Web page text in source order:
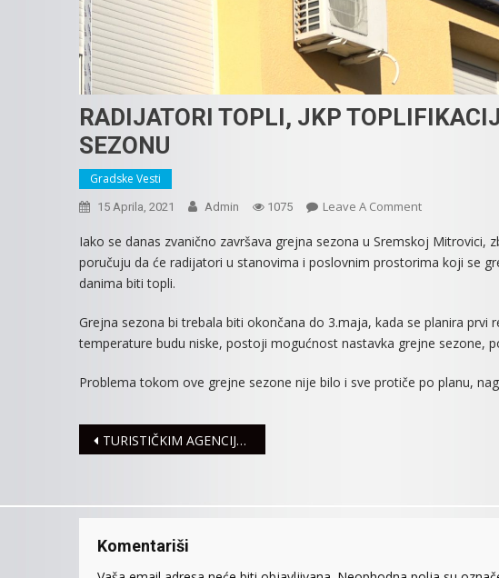
RADIJATORI TOPLI, JKP
SEZONU
Gradske Vesti
15 Aprila, 2021 Admin 1075 Leave A CommentOn
TOPLI,
JKP
GREJNU
SEZONU
Iako se danas zvanično završava grejna sezona u Sremskoj Mitrovici,
poručuju da će radijatori u stanovima i poslovnim prostorima koji se
danima biti topli.
Grejna sezona bi trebala biti okončana do 3.maja, kada se planira prvi
temperature budu niske, postoji mogućnost nastavka grejne sezone,
Problema tokom ove grejne sezone nije bilo i sve protiče po planu,
Navigacija
TURISTIČKIM AGENCIJAMA IZ GRADSKOG BUDŽETA PO 200.000 DINARA POMOĆI
Komentariši